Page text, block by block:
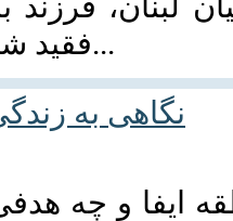
فقید شیعه‏، مرحوم آیةالله...
نگاهی به
و چه‌ هدفی‌